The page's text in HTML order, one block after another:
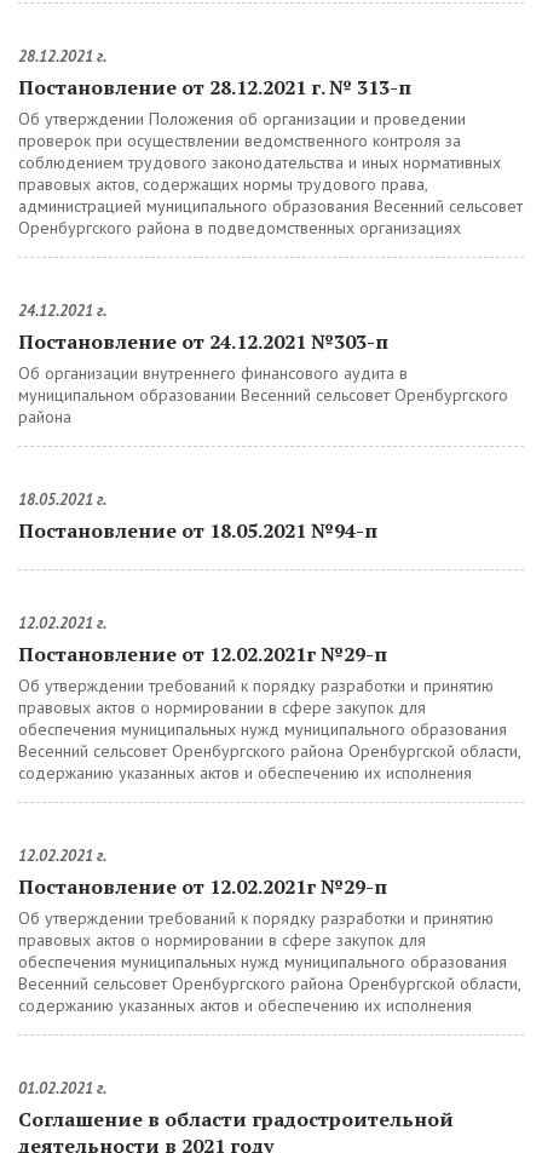
28.12.2021 г.
Постановление от 28.12.2021 г. № 313-п
Об утверждении Положения об организации и проведении
проверок при осуществлении ведомственного контроля за
соблюдением трудового законодательства и иных нормативных
правовых актов, содержащих нормы трудового права,
администрацией муниципального образования Весенний сельсовет
Оренбургского района в подведомственных организациях
24.12.2021 г.
Постановление от 24.12.2021 №303-п
Об организации внутреннего финансового аудита в
муниципальном образовании Весенний сельсовет Оренбургского
района
18.05.2021 г.
Постановление от 18.05.2021 №94-п
12.02.2021 г.
Постановление от 12.02.2021г №29-п
Об утверждении требований к порядку разработки и принятию
правовых актов о нормировании в сфере закупок для
обеспечения муниципальных нужд муниципального образования
Весенний сельсовет Оренбургского района Оренбургской области,
содержанию указанных актов и обеспечению их исполнения
12.02.2021 г.
Постановление от 12.02.2021г №29-п
Об утверждении требований к порядку разработки и принятию
правовых актов о нормировании в сфере закупок для
обеспечения муниципальных нужд муниципального образования
Весенний сельсовет Оренбургского района Оренбургской области,
содержанию указанных актов и обеспечению их исполнения
01.02.2021 г.
Соглашение в области градостроительной
деятельности в 2021 году